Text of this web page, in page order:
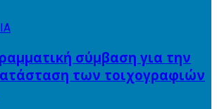
σύμβαση για την
των τοιχογραφιών